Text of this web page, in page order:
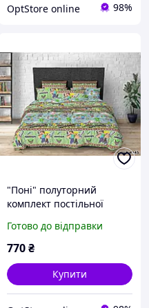
OptStore online 98%
"Поні" полуторний
комплект постільної
дитячим малюнком,
тканина сатин 100%
Готово до відправки
770₴
Купити